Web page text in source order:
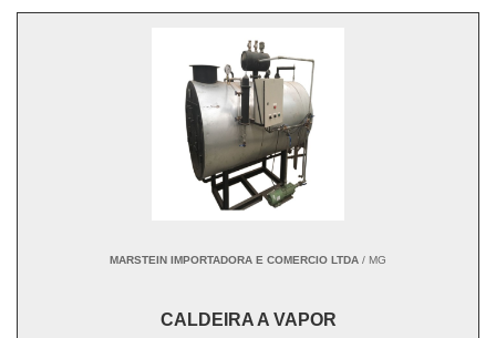
MARSTEIN IMPORTADORA E COMERCIO LTDA / MG
CALDEIRA A VAPOR